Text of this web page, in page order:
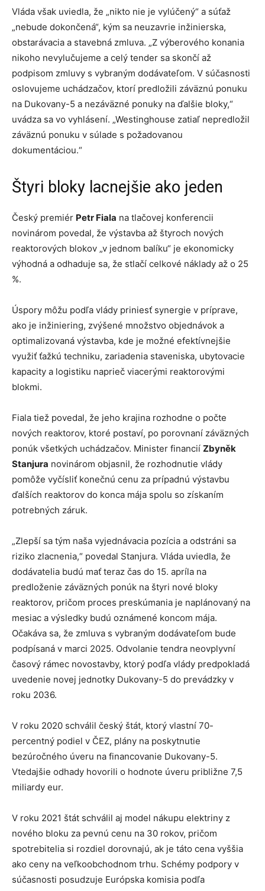
Vláda však uviedla, že „nikto nie je vylúčený“ a súťaž
„nebude dokončená“, kým sa neuzavrie inžinierska,
obstarávacia a stavebná zmluva. „Z výberového konania
nikoho nevylučujeme a celý tender sa skončí až
podpisom zmluvy s vybraným dodávateľom. V súčasnosti
oslovujeme uchádzačov, ktorí predložili záväznú ponuku
na Dukovany-5 a nezáväzné ponuky na ďalšie bloky,“
uvádza sa vo vyhlásení. „Westinghouse zatiaľ nepredložil
záväznú ponuku v súlade s požadovanou
dokumentáciou.“
Štyri bloky lacnejšie ako jeden
Český premiér Petr Fiala na tlačovej konferencii
novinárom povedal, že výstavba až štyroch nových
reaktorových blokov „v jednom balíku“ je ekonomicky
výhodná a odhaduje sa, že stlačí celkové náklady až o 25
%.
Úspory môžu podľa vlády priniesť synergie v príprave,
ako je inžiniering, zvýšené množstvo objednávok a
optimalizovaná výstavba, kde je možné efektívnejšie
využiť ťažkú techniku, zariadenia staveniska, ubytovacie
kapacity a logistiku naprieč viacerými reaktorovými
blokmi.
Fiala tiež povedal, že jeho krajina rozhodne o počte
nových reaktorov, ktoré postaví, po porovnaní záväzných
ponúk všetkých uchádzačov. Minister financií Zbyněk
Stanjura novinárom objasnil, že rozhodnutie vlády
pomôže vyčísliť konečnú cenu za prípadnú výstavbu
ďalších reaktorov do konca mája spolu so získaním
potrebných záruk.
„Zlepší sa tým naša vyjednávacia pozícia a odstráni sa
riziko zlacnenia,“ povedal Stanjura. Vláda uviedla, že
dodávatelia budú mať teraz čas do 15. apríla na
predloženie záväzných ponúk na štyri nové bloky
reaktorov, pričom proces preskúmania je naplánovaný na
mesiac a výsledky budú oznámené koncom mája.
Očakáva sa, že zmluva s vybraným dodávateľom bude
podpísaná v marci 2025. Odvolanie tendra neovplyvní
časový rámec novostavby, ktorý podľa vlády predpokladá
uvedenie novej jednotky Dukovany-5 do prevádzky v
roku 2036.
V roku 2020 schválil český štát, ktorý vlastní 70-
percentný podiel v ČEZ, plány na poskytnutie
bezúročného úveru na financovanie Dukovany-5.
Vtedajšie odhady hovorili o hodnote úveru približne 7,5
miliardy eur.
V roku 2021 štát schválil aj model nákupu elektriny z
nového bloku za pevnú cenu na 30 rokov, pričom
spotrebitelia si rozdiel dorovnajú, ak je táto cena vyššia
ako ceny na veľkoobchodnom trhu. Schémy podpory v
súčasnosti posudzuje Európska komisia podľa